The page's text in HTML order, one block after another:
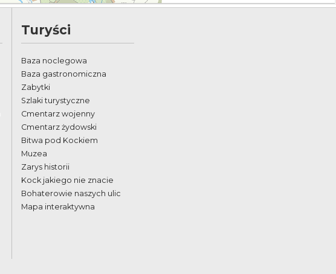
Turyści
Baza noclegowa
Baza gastronomiczna
Zabytki
Szlaki turystyczne
Cmentarz wojenny
Cmentarz żydowski
Bitwa pod Kockiem
Muzea
Zarys historii
Kock jakiego nie znacie
Bohaterowie naszych ulic
Mapa interaktywna